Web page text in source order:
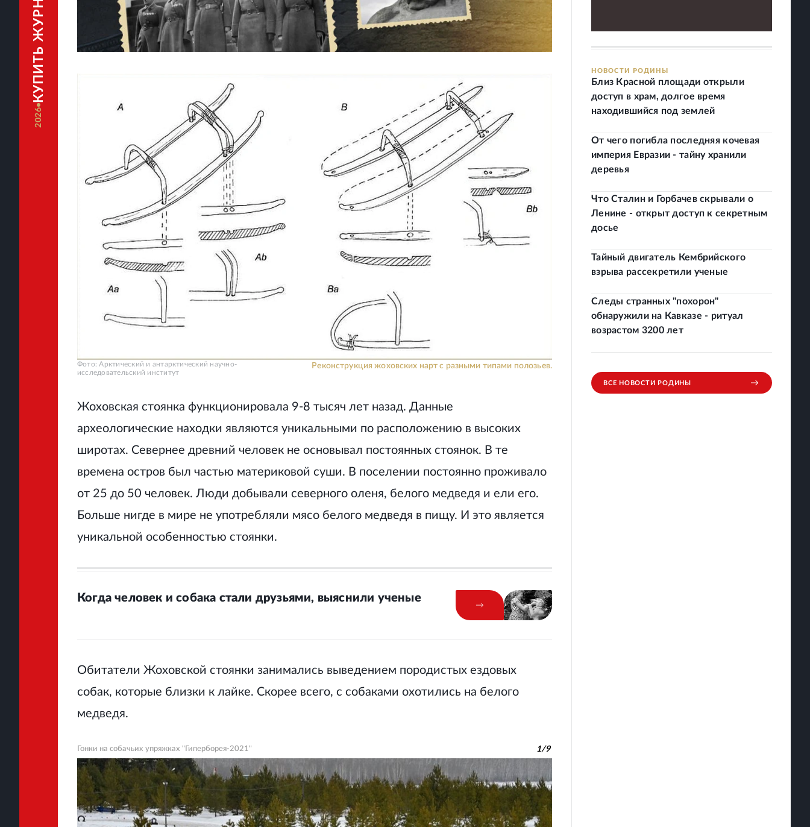
2026
КУПИТЬ ЖУРНАЛ
Реконструкция жоховских нарт с разными типами полозьев.
Фото: Арктический и антарктический научно-
исследовательский институт
Жоховская стоянка функционировала 9-8 тысяч лет назад. Данные
археологические находки являются уникальными по расположению в высоких
широтах. Севернее древний человек не основывал постоянных стоянок. В те
времена остров был частью материковой суши. В поселении постоянно проживало
от 25 до 50 человек. Люди добывали северного оленя, белого медведя и ели его.
Больше нигде в мире не употребляли мясо белого медведя в пищу. И это является
уникальной особенностью стоянки.
Когда человек и собака стали друзьями, выяснили ученые
Обитатели Жоховской стоянки занимались выведением породистых ездовых
собак, которые близки к лайке. Скорее всего, с собаками охотились на белого
медведя.
Гонки на собачьих упряжках "Гиперборея-2021" 1/9
НОВОСТИ РОДИНЫ
Близ Красной площади открыли
доступ в храм, долгое время
находившийся под землей
От чего погибла последняя кочевая
империя Евразии - тайну хранили
деревья
Что Сталин и Горбачев скрывали о
Ленине - открыт доступ к секретным
досье
Тайный двигатель Кембрийского
взрыва рассекретили ученые
Следы странных "похорон"
обнаружили на Кавказе - ритуал
возрастом 3200 лет
ВСЕ НОВОСТИ РОДИНЫ